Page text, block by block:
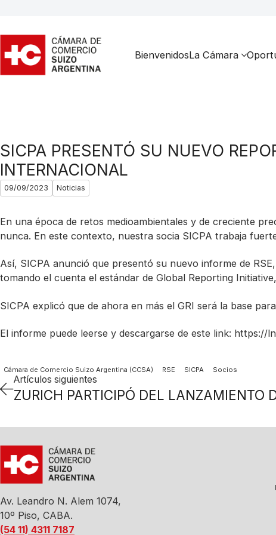
BienvenidosLa Cámara
SICPA PRESENTÓ SU NUEVO
INTERNACIONAL
09/09/2023 Noticias
En una época de retos medioambientales y de creciente
nunca. En este contexto, nuestra socia SICPA trabaja
Así, SICPA anunció que presentó su nuevo informe de
tomando el cuenta el estándar de Global Reporting
SICPA explicó que de ahora en más el GRI será la base
El informe puede leerse y descargarse de este link: https://
Cámara de Comercio Suizo Argentina (CCSA) RSE SICPA Socios
Artículos siguientes
Av. Leandro N. Alem 1074,
10º Piso, CABA.
(54 11) 4311 7187